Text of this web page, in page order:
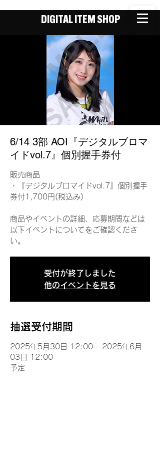
DIGITAL ITEM SHOP
6/14 3部 AOI『デジタルブロマ
イドvol.7』個別握手券付
販売商品
・『デジタルブロマイドvol.7』個別握手
券付1,700円(税込み)
商品やイベントの詳細、応募期間などは
以下イベントについてをご確認くださ
い。
受付が終了しました
他のイベントを見る
抽選受付期間
2025年5月30日 12:00 – 2025年6月
03日 12:00
予定